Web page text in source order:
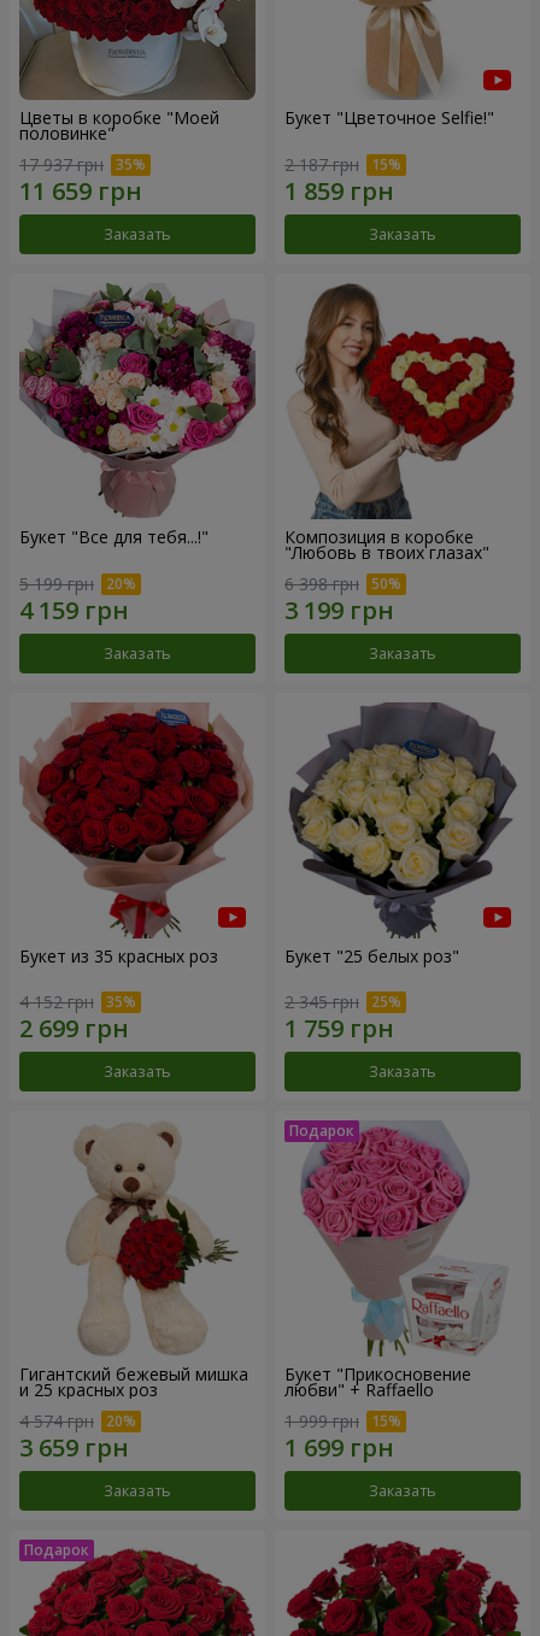
Цветы в коробке "Моей
половинке"
17 937 грн
Заказать
Букет "Цветочное Selfie!"
2 187 грн
Заказать
Букет "Все для тебя...!"
5 199 грн
Заказать
Композиция в коробке
"Любовь в твоих глазах"
6 398 грн
Заказать
Букет из 35 красных роз
4 152 грн
Заказать
Букет "25 белых роз"
2 345 грн
Заказать
Гигантский бежевый мишка
и 25 красных роз
4 574 грн
Заказать
Букет "Прикосновение
любви" + Raffaello
1 999 грн
Заказать